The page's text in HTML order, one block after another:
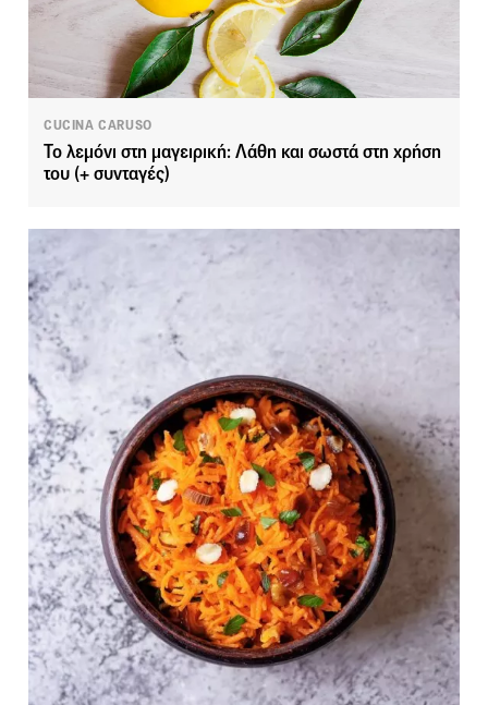
CUCINA CARUSO
Το λεμόνι στη μαγειρική: Λάθη και σωστά στη χρήση
του (+ συνταγές)